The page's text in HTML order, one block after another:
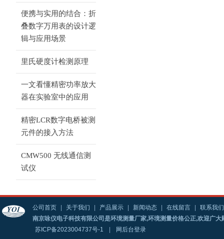
便携与实用的结合：折
叠数字万用表的设计逻
辑与应用场景
里氏硬度计检测原理
一文看懂精密功率放大
器在实验室中的应用
精密LCR数字电桥被测
元件的接入方法
CMW500 无线通信测
试仪
公司首页 关于我们 产品展示 新闻动态 在线留言
联系我们
南京咏仪电子科技有限公司是环境测量厂家,环境测量价格公正,欢迎广大
苏ICP备2023004737号-1
网后台登录